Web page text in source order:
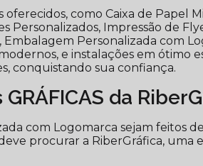
como Caixa de Papel
Personalizados, Impressão de
Embalagem Personalizada com
e instalações em ótimo
conquistando sua confiança.
da
com Logomarca sejam feitos
procurar a RiberGráfica, uma